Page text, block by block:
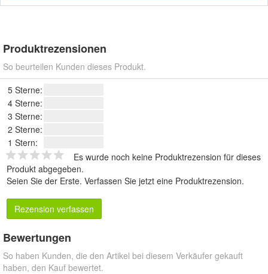
Produktrezensionen
So beurteilen Kunden dieses Produkt.
5 Sterne:
4 Sterne:
3 Sterne:
2 Sterne:
1 Stern:
Es wurde noch keine Produktrezension für dieses
Produkt abgegeben.
Seien Sie der Erste. Verfassen Sie jetzt eine Produktrezension.
Rezension verfassen
Bewertungen
So haben Kunden, die den Artikel bei diesem Verkäufer gekauft
haben, den Kauf bewertet.